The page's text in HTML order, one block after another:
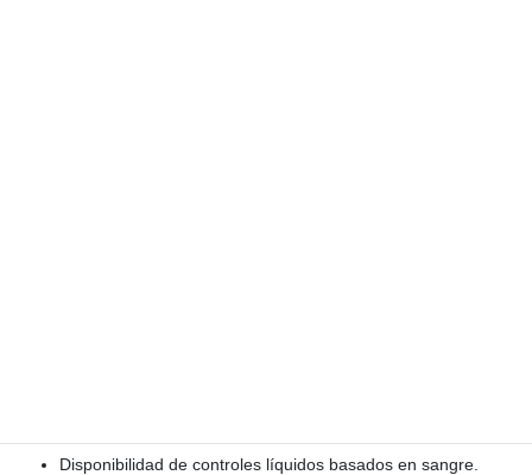
Disponibilidad de controles líquidos basados en sangre.